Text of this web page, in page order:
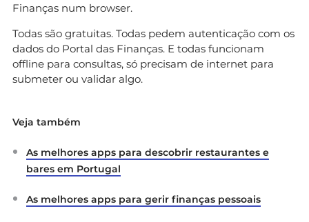
Finanças num browser.
Todas são gratuitas. Todas pedem autenticação com os
dados do Portal das Finanças. E todas funcionam
offline para consultas, só precisam de internet para
submeter ou validar algo.
Veja também
As melhores apps para descobrir restaurantes e
bares em Portugal
As melhores apps para gerir finanças pessoais